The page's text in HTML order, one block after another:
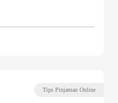
OJK sangat
Tips Pinjaman Online